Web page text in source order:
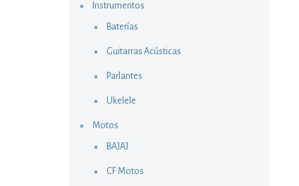
Instrumentos
Baterías
Guitarras Acústicas
Parlantes
Ukelele
Motos
BAJAJ
CF Motos